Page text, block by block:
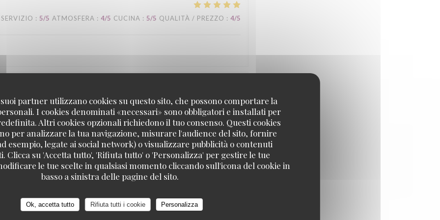
partner utilizzano cookies su questo sito, che possono comportare la
I cookies denominati «necessari» sono obbligatori e installati per
Altri cookies opzionali richiedono il tuo consenso. Questi cookies
per analizzare la tua navigazione, misurare l'audience del sito, fornire
esempio, legate ai social network) o visualizzare pubblicità o contenuti
Clicca su 'Accetta tutto', 'Rifiuta tutto' o 'Personalizza' per gestire le tue
le tue scelte in qualsiasi momento cliccando sull'icona del cookie in
basso a sinistra delle pagine del sito.
Ok, accetta tutto Rifiuta tutti i cookie Personalizza
SERVIZIO : 5/5 ATMOSFERA : 4/5 CUCINA : 5/5 QUALITÀ / PREZZO : 4/5
SERVIZIO: 4/5 ATMOSFERA: 4/5 CUCINA: 4/5 QUALITÀ / PREZZO : 4/5
Merci
5/5 ATMOSFERA: 5/5 CUCINA: 5 /5 QUALITÀ / PREZZO